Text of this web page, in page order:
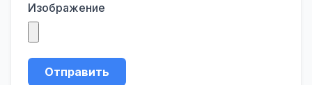
Изображение
Отправить